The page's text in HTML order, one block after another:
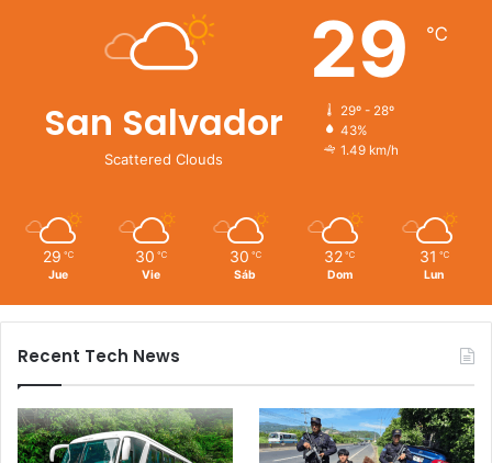
San Salvador
Scattered Clouds
29 ℃
29º - 28º
43%
1.49 km/h
29 ℃
Jue
30 ℃
Vie
30 ℃
Sáb
32 ℃
Dom
31 ℃
Lun
Recent Tech News